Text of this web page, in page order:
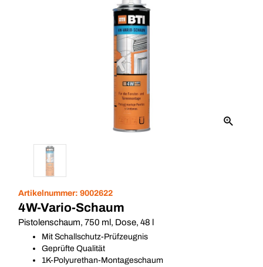
Artikelnummer: 9002622
4W-Vario-Schaum
Pistolenschaum, 750 ml, Dose, 48 l
Mit Schallschutz-Prüfzeugnis
Geprüfte Qualität
1K-Polyurethan-Montageschaum